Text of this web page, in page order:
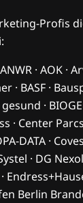
Profis
· AOK ·
· BASF ·
·
· Center
DATA ·
· DG
Berlin